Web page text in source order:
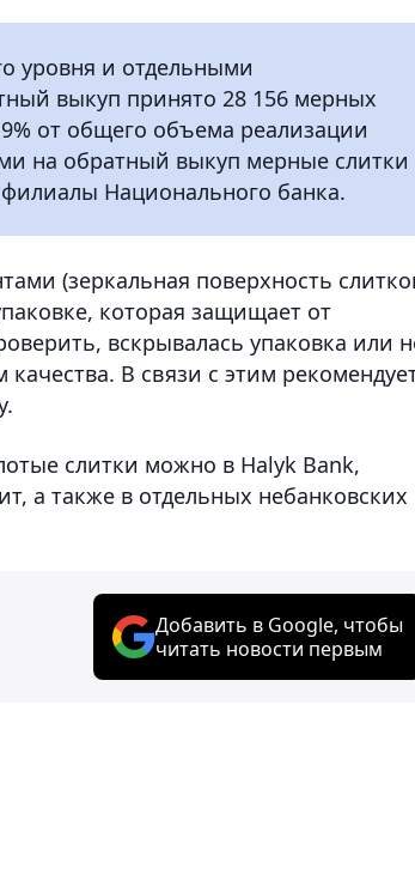
уровня и отдельными
выкуп принято 28 156 мерных
от общего объема реализации
на обратный выкуп мерные слитки
Национального банка.
(зеркальная поверхность
которая защищает от
вскрывалась упаковка или
В связи с этим
слитки можно в Halyk Bank,
а также в отдельных небанковских
Добавить в Google, чтобы
читать новости первым